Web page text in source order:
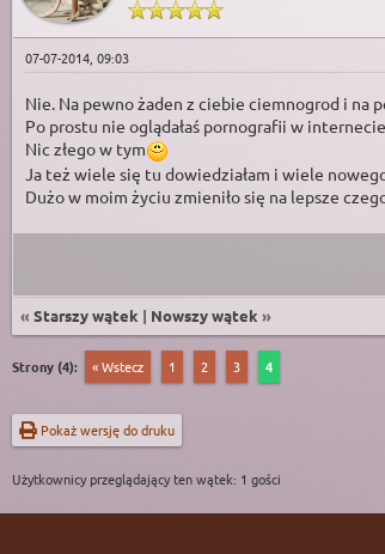
07-07-2014, 09:03
Nie. Na pewno żaden z ciebie ciemnogrod i na
Po prostu nie oglądałaś pornografii w
Nic złego w tym
Ja też wiele się tu dowiedziałam i wiele
Dużo w moim życiu zmieniło się na lepsze
« Starszy wątek | Nowszy wątek »
Strony (4): « Wstecz 1 2 3 4
Pokaż wersję do druku
Użytkownicy przeglądający ten wątek: 1 gości